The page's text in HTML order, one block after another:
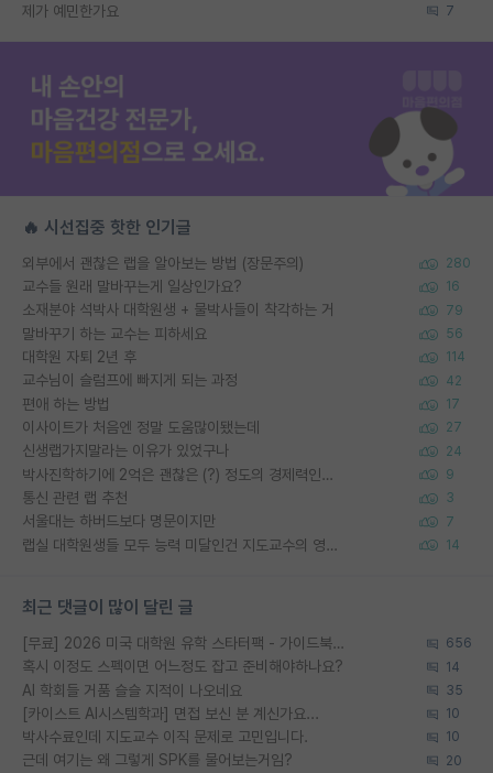
제가 예민한가요 7
🔥 시선집중 핫한 인기글
외부에서 괜찮은 랩을 알아보는 방법 (장문주의) 280
교수들 원래 말바꾸는게 일상인가요? 16
소재분야 석박사 대학원생 + 물박사들이 착각하는 거 79
말바꾸기 하는 교수는 피하세요 56
대학원 자퇴 2년 후 114
교수님이 슬럼프에 빠지게 되는 과정 42
편애 하는 방법 17
이사이트가 처음엔 정말 도움많이됐는데 27
신생랩가지말라는 이유가 있었구나 24
박사진학하기에 2억은 괜찮은 (?) 정도의 경제력인가요 9
통신 관련 랩 추천 3
서울대는 하버드보다 명문이지만 7
랩실 대학원생들 모두 능력 미달인건 지도교수의 영향 아닌가? 14
최근 댓글이 많이 달린 글
[무료] 2026 미국 대학원 유학 스타터팩 - 가이드북 & 합격자 컨택메일 템플릿 656
혹시 이정도 스펙이면 어느정도 잡고 준비해야하나요? 14
AI 학회들 거품 슬슬 지적이 나오네요 35
[카이스트 AI시스템학과] 면접 보신 분 계신가요... 10
박사수료인데 지도교수 이직 문제로 고민입니다. 10
근데 여기는 왜 그렇게 SPK를 물어보는거임? 20